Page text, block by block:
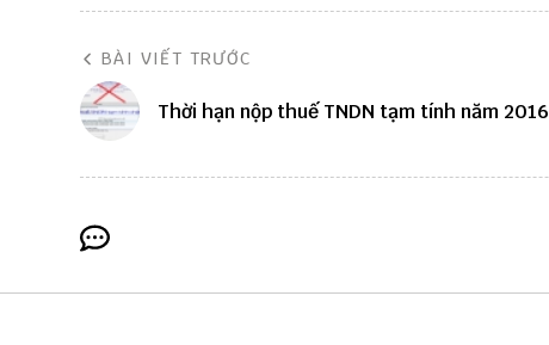
BÀI VIẾT TRƯỚC
Thời hạn nộp thuế TNDN tạm tính năm 2016